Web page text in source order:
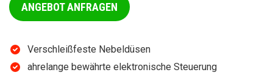
ANGEBOT ANFRAGEN
Verschleißfeste Nebeldüsen
ahrelange bewährte elektronische Steuerung